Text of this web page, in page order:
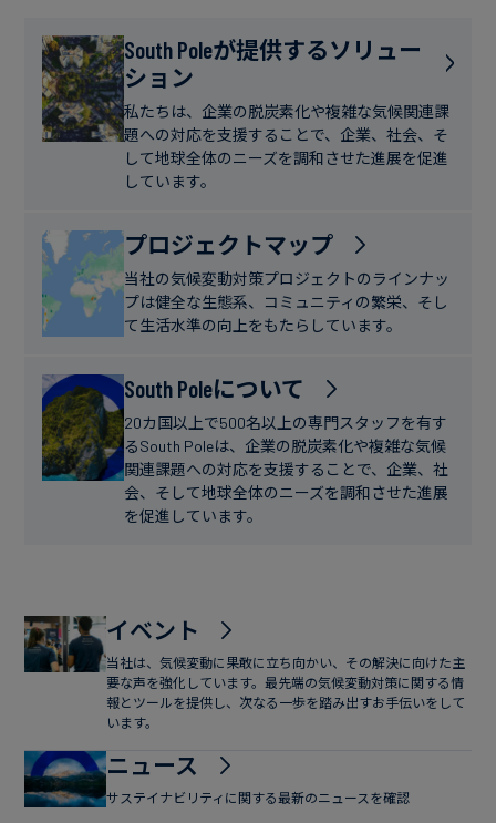
り
み
食
飲
料
ス
テ
ナ
ブ
フ
ァ
イ
ナ
ン
ー
ス
ス
デ
ィ
ニ
ー
ス
South Poleが提供するソリュー
ション
私たちは、企業の脱炭素化や複雑な気候関連課
題への対応を支援することで、企業、社会、そ
して地球全体のニーズを調和させた進展を促進
しています。
プロジェクトマップ
当社の気候変動対策プロジェクトのラインナッ
プは健全な生態系、コミュニティの繁栄、そし
て生活水準の向上をもたらしています。
South Poleについて
20カ国以上で500名以上の専門スタッフを有す
るSouth Poleは、企業の脱炭素化や複雑な気候
関連課題への対応を支援することで、企業、社
会、そして地球全体のニーズを調和させた進展
を促進しています。
イベント
当社は、気候変動に果敢に立ち向かい、その解決に向けた主
要な声を強化しています。最先端の気候変動対策に関する情
報とツールを提供し、次なる一歩を踏み出すお手伝いをして
います。
ニュース
サステイナビリティに関する最新のニュースを確認